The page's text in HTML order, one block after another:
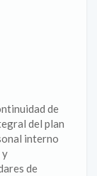
de
del plan
interno
y
de